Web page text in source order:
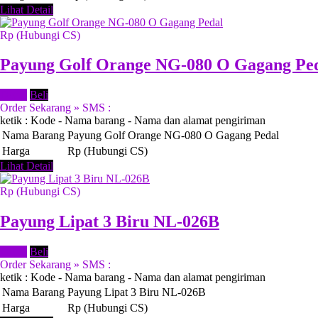
Lihat Detail
Rp (Hubungi CS)
Payung Golf Orange NG-080 O Gagang
Beli
Order Sekarang » SMS :
ketik : Kode - Nama barang - Nama dan alamat pengiriman
Nama Barang Payung Golf Orange NG-080 O Gagang Pedal
Harga
Rp (Hubungi CS)
Lihat Detail
Rp (Hubungi CS)
Payung Lipat 3 Biru NL-026B
Beli
Order Sekarang » SMS :
ketik : Kode - Nama barang - Nama dan alamat pengiriman
Nama Barang Payung Lipat 3 Biru NL-026B
Harga
Rp (Hubungi CS)